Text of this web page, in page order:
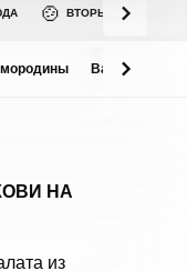
🍲 ВТОРЫЕ БЛЮДА
Варенье из
НА
из